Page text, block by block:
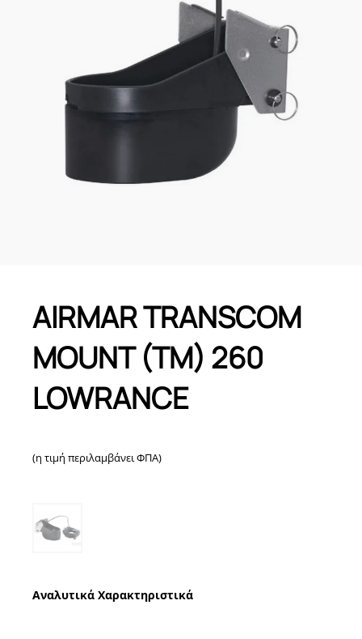
AIRMAR TRANSCOM
MOUNT (TM) 260
LOWRANCE
(η τιμή περιλαμβάνει ΦΠΑ)
Αναλυτικά Χαρακτηριστικά